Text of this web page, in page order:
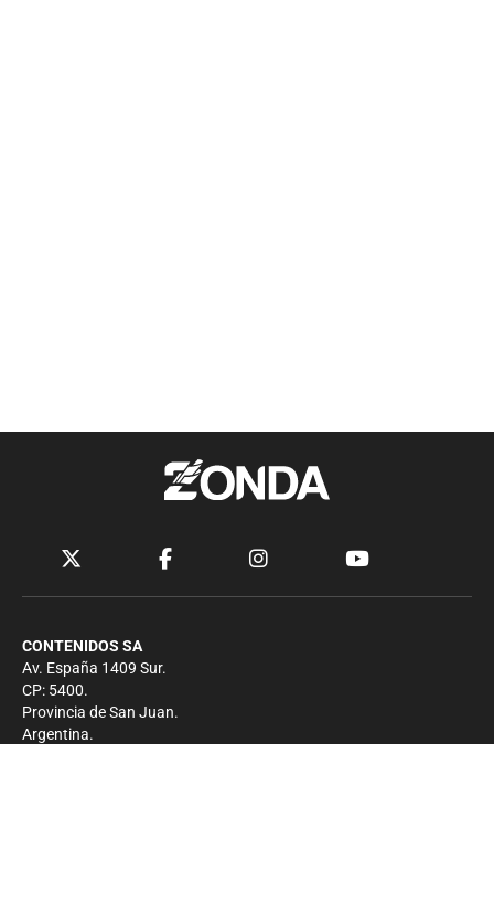
CONTENIDOS SA
Av. España 1409 Sur.
CP: 5400.
Provincia de San Juan.
Argentina.